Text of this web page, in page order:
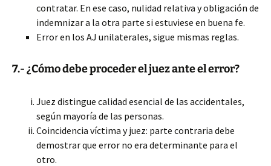
contratar. En ese caso, nulidad relativa y obligación de
indemnizar a la otra parte si estuviese en buena fe.
Error en los AJ unilaterales, sigue mismas reglas.
7.- ¿Cómo debe proceder el juez ante el error?
Juez distingue calidad esencial de las accidentales,
según mayoría de las personas.
Coincidencia víctima y juez: parte contraria debe
demostrar que error no era determinante para el
otro.